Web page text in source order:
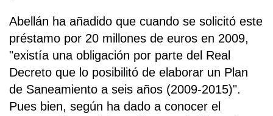
Abellán ha añadido que cuando se solicitó este
préstamo por 20 millones de euros en 2009,
"existía una obligación por parte del Real
Decreto que lo posibilitó de elaborar un Plan
de Saneamiento a seis años (2009-2015)".
Pues bien, según ha dado a conocer el